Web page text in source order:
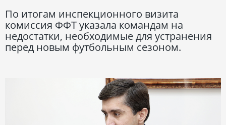
По итогам инспекционного визита
комиссия ФФТ указала командам на
недостатки, необходимые для устранения
перед новым футбольным сезоном.